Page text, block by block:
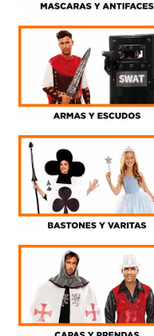
PIROTECNIA
DEPORTE Y OCIO
DANZA Y BAILE
VESTUARIO PAYESES
REVELACION
HALLOWEEN
OUTLET